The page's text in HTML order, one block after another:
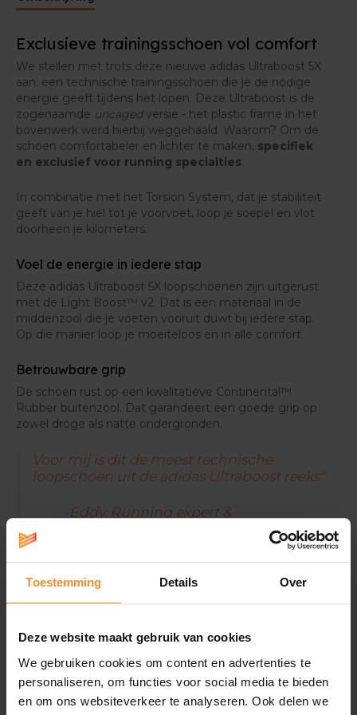
Toestemming Details Over
Deze website maakt gebruik van cookies
We gebruiken cookies om content en advertenties te
personaliseren, om functies voor social media te bieden
en om ons websiteverkeer te analyseren. Ook delen we
Voor mij is dit de meest technische
loopschoen uit de adidas Ultraboost reeks"
-Eddy, Running expert &
aankoopverantwoordelijke bij Runners'
lab
Exclusieve trainingsschoen vol comfort
We stellen met trots deze nieuwe adidas Ultraboost 5X
aan: een technische trainingsschoen die je de nodige
energie geeft tijdens het lopen. Deze Ultraboost is de
zogenaamde uncagedversie - het plastic frame in het
bovenwerk werd hierbij weggehaald. Waarom? Om de
schoen comfortabeler en lichter te maken, specifiek
en exclusief voor running specialties.
In combinatie met het Torsion System, dat je stabiliteit
geeft van je hiel tot je voorvoet, loop je soepel en vlot
doorheen je kilometers.
Voel de energie in iedere stap
Deze adidas Ultraboost 5X loopschoenen zijn uitgerust
met de Light Boost™ v2. Dat is een materiaal in de
middenzool die je voeten vooruit duwt bij iedere stap.
Op die manier loop je moeiteloos en in alle comfort.
Betrouwbare grip
De schoen rust op een kwalitatieve Continental™
Rubber buitenzool. Dat garandeert een goede grip op
zowel droge als natte ondergronden.
Voor mij is dit de meest technische
loopschoen uit de adidas Ultraboost reeks"
-Eddy, Running expert &
Demping |